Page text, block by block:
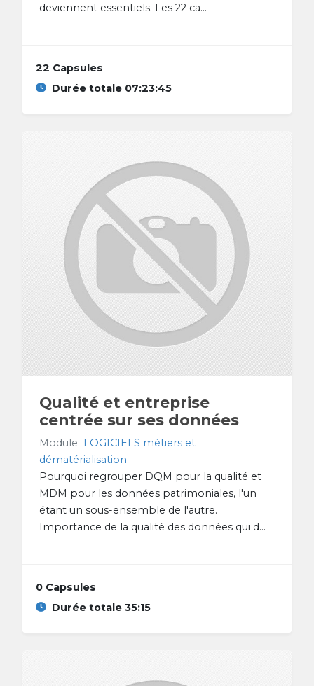
deviennent essentiels. Les 22 ca...
22 Capsules
Durée totale 07:23:45
Qualité et entreprise
centrée sur ses données
Module
LOGICIELS métiers et
dématérialisation
Pourquoi regrouper DQM pour la qualité et
MDM pour les données patrimoniales, l'un
étant un sous-ensemble de l'autre.
Importance de la qualité des données qui d...
0 Capsules
Durée totale 35:15